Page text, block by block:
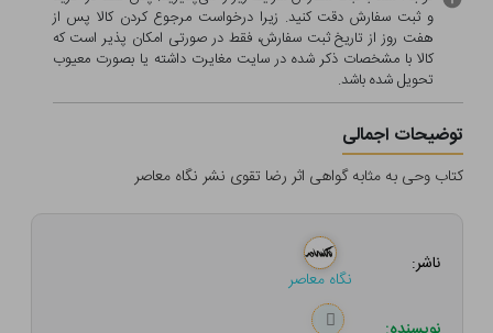
و ثبت سفارش دقت کنید. زیرا درخواست مرجوع کردن کالا پس از
هفت روز از تاریخ ثبت سفارش، فقط در صورتی امکان پذیر است که
کالا با مشخصات ذکر شده در سایت مغایرت داشته یا بصورت معيوب
تحویل شده باشد.
توضیحات اجمالی
کتاب وحی به مثابه گواهی اثر رضا تقوی نشر نگاه معاصر
ناشر:
نگاه معاصر